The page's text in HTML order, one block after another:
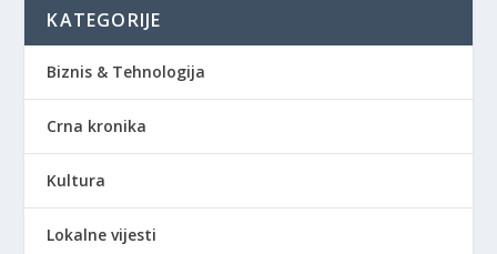
KATEGORIJE
Biznis & Tehnologija
Crna kronika
Kultura
Lokalne vijesti